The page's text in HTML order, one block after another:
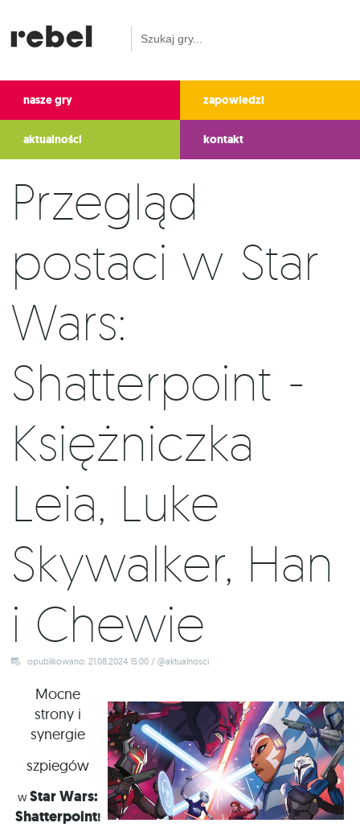
nasze gry zapowiedzi
aktualności kontakt
Przegląd
postaci w Star
Wars:
Shatterpoint -
Księżniczka
Leia, Luke
Skywalker, Han
i Chewie
opublikowano: 21.08.2024 15:00 / @aktualnosci
Mocne
strony i
synergie
szpiegów
wStarWars:
Shatterpoint!